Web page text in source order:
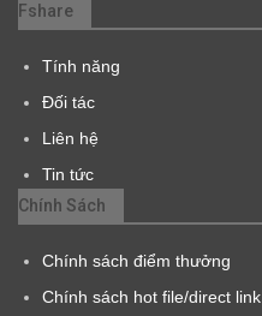
Fshare
Tính năng
Đối tác
Liên hệ
Tin tức
Chính Sách
Chính sách điểm thưởng
Chính sách hot file/direct link